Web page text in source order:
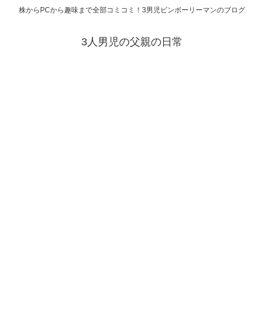
株からPCから趣味まで全部コミコミ！3男児ビンボーリーマンのブログ
3人男児の父親の日常